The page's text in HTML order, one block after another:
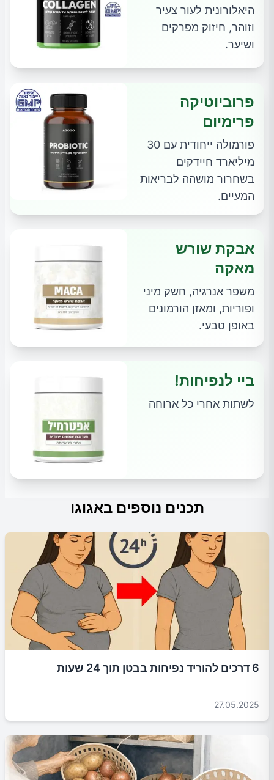
היאלורונית לעור צעיר
וזוהר, חיזוק מפרקים
ושיער.
פרוביוטיקה
פרימיום
פורמולה ייחודית עם 30
מיליארד חיידקים
בשחרור מושהה לבריאות
המעיים.
אבקת שורש
מאקה
משפר אנרגיה, חשק מיני
ופוריות, ומאזן הורמונים
באופן טבעי.
ביי לנפיחות!
לשתות אחרי כל ארוחה
תכנים נוספים באגוגו
6 דרכים להוריד נפיחות בבטן תוך 24 שעות
27.05.2025